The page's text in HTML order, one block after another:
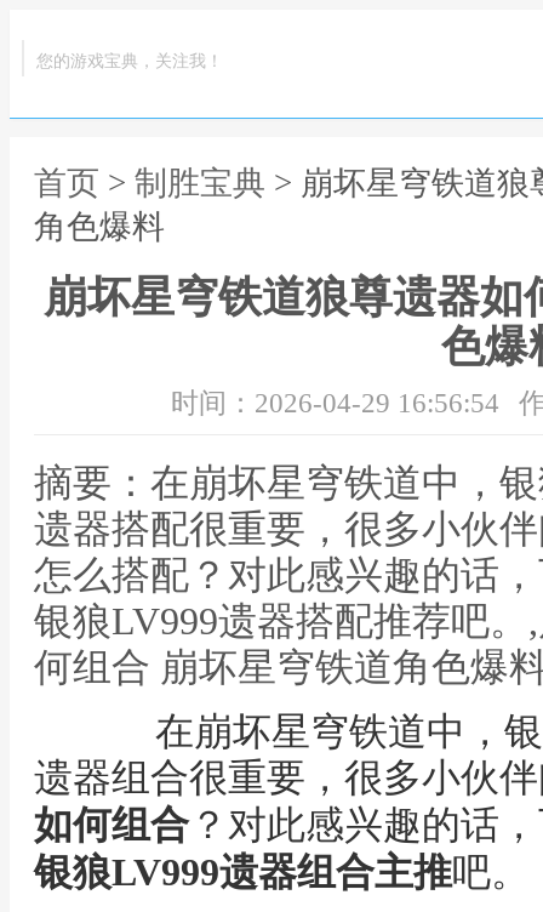
您的游戏宝典，关注我！
首页 > 制胜宝典 > 崩坏星穹铁道
角色爆料
崩坏星穹铁道狼尊遗器
色爆
时间：2026-04-29 16:56:54
摘要：在崩坏星穹铁道中，
遗器搭配很重要，很多小伙
怎么搭配？对此感兴趣的话
银狼LV999遗器搭配推荐吧
何组合 崩坏星穹铁道角色爆
在崩坏星穹铁道中，银
遗器组合很重要，很多小伙
如何组合？对此感兴趣的话
银狼LV999遗器组合主推吧。